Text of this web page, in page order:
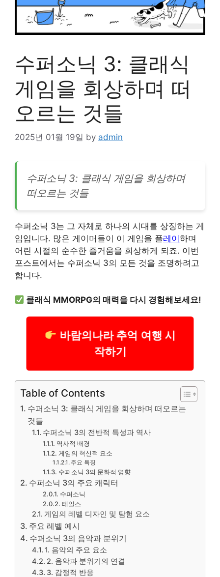
수퍼소닉 3: 클래식
게임을 회상하며 떠
오르는 것들
2025년 01월 19일 by admin
수퍼소닉 3: 클래식 게임을 회상하며
떠오르는 것들
수퍼소닉 3는 그 자체로 하나의 시대를 상징하는 게
임입니다. 많은 게이머들이 이 게임을 플레이하며
어린 시절의 순수한 즐거움을 회상하게 되죠. 이번
포스트에서는 수퍼소닉 3의 모든 것을 조명하려고
합니다.
클래식 MMORPG의 매력을 다시 경험해보세요!
바람의나라 추억 여행 시
작하기
Table of Contents
수퍼소닉 3: 클래식 게임을 회상하며 떠오르는
것들
수퍼소닉 3의 전반적 특성과 역사
역사적 배경
게임의 혁신적 요소
주요 특징
수퍼소닉 3의 문화적 영향
수퍼소닉 3의 주요 캐릭터
수퍼소닉
테일스
게임의 레벨 디자인 및 탐험 요소
주요 레벨 예시
수퍼소닉 3의 음악과 분위기
1. 음악의 주요 요소
2. 음악과 분위기의 연결
3. 감정적 반응